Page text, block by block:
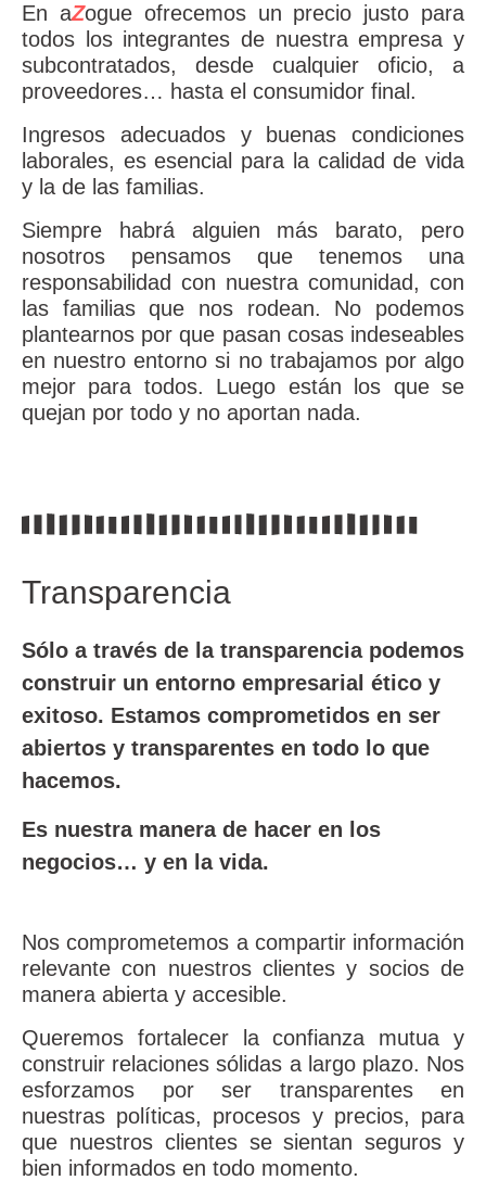
En aZogue ofrecemos un precio justo para
todos los integrantes de nuestra empresa y
subcontratados, desde cualquier oficio, a
proveedores… hasta el consumidor final.
Ingresos adecuados y buenas condiciones
laborales, es esencial para la calidad de vida
y la de las familias.
Siempre habrá alguien más barato, pero
nosotros pensamos que tenemos una
responsabilidad con nuestra comunidad, con
las familias que nos rodean. No podemos
plantearnos por que pasan cosas indeseables
en nuestro entorno si no trabajamos por algo
mejor para todos. Luego están los que se
quejan por todo y no aportan nada.
Transparencia
Sólo a través de la transparencia podemos
construir un entorno empresarial ético y
exitoso. Estamos comprometidos en ser
abiertos y transparentes en todo lo que
hacemos.
Es nuestra manera de hacer en los
negocios… y en la vida.
Nos comprometemos a compartir información
relevante con nuestros clientes y socios de
manera abierta y accesible.
Queremos fortalecer la confianza mutua y
construir relaciones sólidas a largo plazo. Nos
esforzamos por ser transparentes en
nuestras políticas, procesos y precios, para
que nuestros clientes se sientan seguros y
bien informados en todo momento.